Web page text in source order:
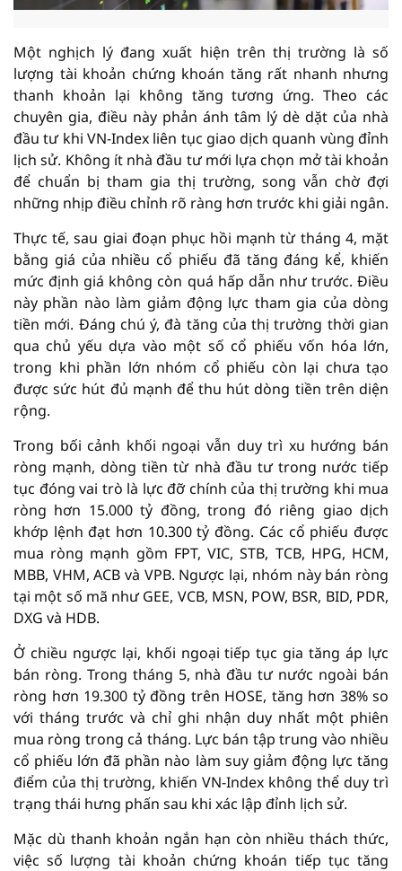
Một nghịch lý đang xuất hiện trên thị trường là số
lượng tài khoản chứng khoán tăng rất nhanh nhưng
thanh khoản lại không tăng tương ứng. Theo các
chuyên gia, điều này phản ánh tâm lý dè dặt của nhà
đầu tư khi VN-Index liên tục giao dịch quanh vùng đỉnh
lịch sử. Không ít nhà đầu tư mới lựa chọn mở tài khoản
để chuẩn bị tham gia thị trường, song vẫn chờ đợi
những nhịp điều chỉnh rõ ràng hơn trước khi giải ngân.
Thực tế, sau giai đoạn phục hồi mạnh từ tháng 4, mặt
bằng giá của nhiều cổ phiếu đã tăng đáng kể, khiến
mức định giá không còn quá hấp dẫn như trước. Điều
này phần nào làm giảm động lực tham gia của dòng
tiền mới. Đáng chú ý, đà tăng của thị trường thời gian
qua chủ yếu dựa vào một số cổ phiếu vốn hóa lớn,
trong khi phần lớn nhóm cổ phiếu còn lại chưa tạo
được sức hút đủ mạnh để thu hút dòng tiền trên diện
rộng.
Trong bối cảnh khối ngoại vẫn duy trì xu hướng bán
ròng mạnh, dòng tiền từ nhà đầu tư trong nước tiếp
tục đóng vai trò là lực đỡ chính của thị trường khi mua
ròng hơn 15.000 tỷ đồng, trong đó riêng giao dịch
khớp lệnh đạt hơn 10.300 tỷ đồng. Các cổ phiếu được
mua ròng mạnh gồm FPT, VIC, STB, TCB, HPG, HCM,
MBB, VHM, ACB và VPB. Ngược lại, nhóm này bán ròng
tại một số mã như GEE, VCB, MSN, POW, BSR, BID, PDR,
DXG và HDB.
Ở chiều ngược lại, khối ngoại tiếp tục gia tăng áp lực
bán ròng. Trong tháng 5, nhà đầu tư nước ngoài bán
ròng hơn 19.300 tỷ đồng trên HOSE, tăng hơn 38% so
với tháng trước và chỉ ghi nhận duy nhất một phiên
mua ròng trong cả tháng. Lực bán tập trung vào nhiều
cổ phiếu lớn đã phần nào làm suy giảm động lực tăng
điểm của thị trường, khiến VN-Index không thể duy trì
trạng thái hưng phấn sau khi xác lập đỉnh lịch sử.
Mặc dù thanh khoản ngắn hạn còn nhiều thách thức,
việc số lượng tài khoản chứng khoán tiếp tục tăng